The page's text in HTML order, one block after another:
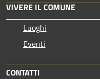
VIVERE IL COMUNE
Luoghi
Eventi
CONTATTI